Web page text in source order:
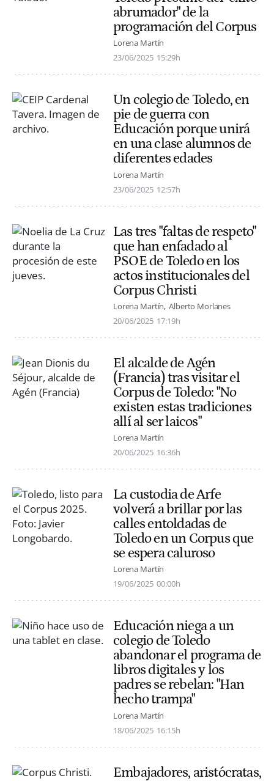
abrumador" de la
programación del Corpus
Lorena Martín
23/06/2025 15:29h
Un colegio de Toledo, en
pie de guerra con
Educación porque unirá
en una clase alumnos de
diferentes edades
Lorena Martín
23/06/2025 12:57h
Las tres "faltas de respeto"
que han enfadado al
PSOE de Toledo en los
actos institucionales del
Corpus Christi
Lorena Martín Alberto Morlanes
20/06/2025 17:19h
El alcalde de Agén
(Francia) tras visitar el
Corpus de Toledo: "No
existen estas tradiciones
allí al ser laicos"
Lorena Martín
20/06/2025 16:36h
La custodia de Arfe
volverá a brillar por las
calles entoldadas de
Toledo en un Corpus que
se espera caluroso
Lorena Martín
19/06/2025 00:00h
Educación niega a un
colegio de Toledo
abandonar el programa de
libros digitales y los
padres se rebelan: "Han
hecho trampa"
Lorena Martín
18/06/2025 16:15h
Embajadores, aristócratas,